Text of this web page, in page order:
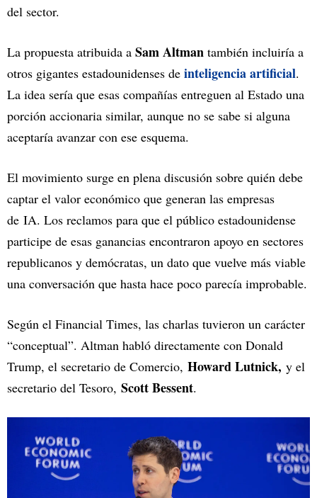
del sector.
La propuesta atribuida a Sam Altman también incluiría a
otros gigantes estadounidenses de inteligencia artificial.
La idea sería que esas compañías entreguen al Estado una
porción accionaria similar, aunque no se sabe si alguna
aceptaría avanzar con ese esquema.
El movimiento surge en plena discusión sobre quién debe
captar el valor económico que generan las empresas
de IA. Los reclamos para que el público estadounidense
participe de esas ganancias encontraron apoyo en sectores
republicanos y demócratas, un dato que vuelve más viable
una conversación que hasta hace poco parecía improbable.
Según el Financial Times, las charlas tuvieron un carácter
“conceptual”. Altman habló directamente con Donald
Trump, el secretario de Comercio, Howard Lutnick, y el
secretario del Tesoro, Scott Bessent.